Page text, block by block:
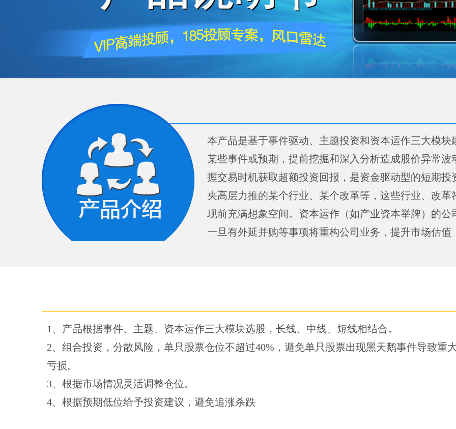
本产品是基于事件驱动、主题投资和资本运作三大模
某些事件或预期，提前挖掘和深入分析造成股价异常
握交易时机获取超额投资回报，是资金驱动型的短期
央高层力推的某个行业、某个改革等，这些行业、改
现前充满想象空间。资本运作（如产业资本举牌）的
一旦有外延并购等事项将重构公司业务，提升市场估值
1、产品根据事件、主题、资本运作三大模块选股，长线、中线、短线相结合。
2、组合投资，分散风险，单只股票仓位不超过40%，避免单只股票出现黑天鹅事件导致重
亏损。
3、根据市场情况灵活调整仓位。
4、根据预期低位给予投资建议，避免追涨杀跌